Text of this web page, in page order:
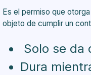
Es el permiso que
objeto de cumplir un
Solo se da
Dura